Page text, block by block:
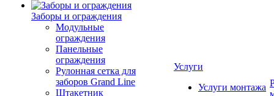
Заборы и ограждения
Модульные
ограждения
Панельные
ограждения
Рулонная сетка для
заборов Grand Line
Штакетник
Услуги
Услуги монтажа